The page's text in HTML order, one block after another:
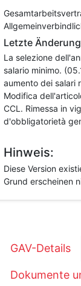
Letzte
La selezione
salario minimo.
aumento dei salari
Modifica
CCL. Rimessa in
d'obbligatorietà
Hinweis:
Diese Version
Grund erscheinen
GAV-Details
Dokumente